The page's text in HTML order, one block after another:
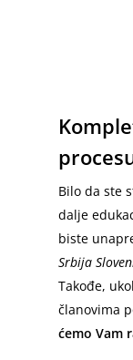
Bilo da ste
dalje
biste
Srbija
Takođe,
članovima
ćemo Vam